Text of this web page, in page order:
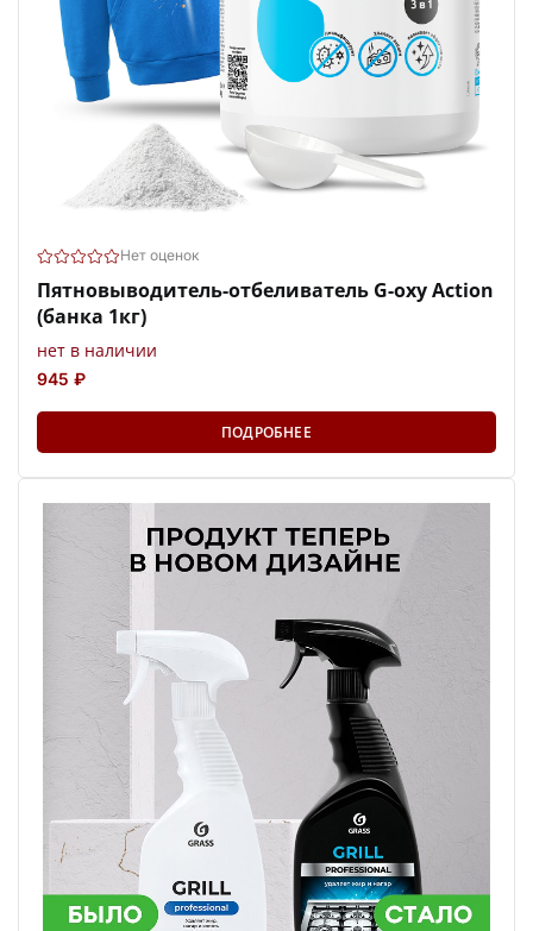
Нет оценок
Пятновыводитель-отбеливатель G-oxy Action
(банка 1кг)
нет в наличии
945 ₽
ПОДРОБНЕЕ